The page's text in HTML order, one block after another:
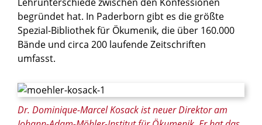
Dr. Dominique-Marcel Kosack ist neuer Direktor am
begründet hat. In Paderborn gibt es die größte
Spezial-Bibliothek für Ökumenik, die über 160.000
Bände und circa 200 laufende Zeitschriften
umfasst.